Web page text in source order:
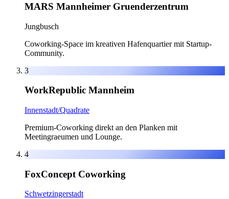
MARS Mannheimer Gruenderzentrum
Jungbusch
Coworking-Space im kreativen Hafenquartier mit Startup-
Community.
3
WorkRepublic Mannheim
Innenstadt/Quadrate
Premium-Coworking direkt an den Planken mit
Meetingraeumen und Lounge.
4
FoxConcept Coworking
Schwetzingerstadt